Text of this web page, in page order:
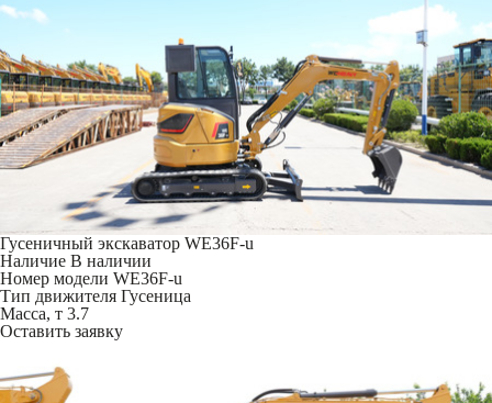
Гусеничный экскаватор WE36F-u
Наличие В наличии
Номер модели WE36F-u
Тип движителя Гусеница
Масса, т 3.7
Оставить заявку